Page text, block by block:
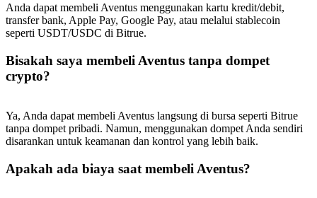
Exclusive for BitMart Users
Register & Trade to Win 500,000 USDT
Trade Gold & Silver · 33,333 USDT Bonus
Anda dapat membeli Aventus menggunakan kartu kredit/debit,
transfer bank, Apple Pay, Google Pay, atau melalui stablecoin
seperti USDT/USDC di Bitrue.
Bisakah saya membeli Aventus tanpa dompet
crypto?
Ya, Anda dapat membeli Aventus langsung di bursa seperti Bitrue
tanpa dompet pribadi. Namun, menggunakan dompet Anda sendiri
disarankan untuk keamanan dan kontrol yang lebih baik.
Apakah ada biaya saat membeli Aventus?